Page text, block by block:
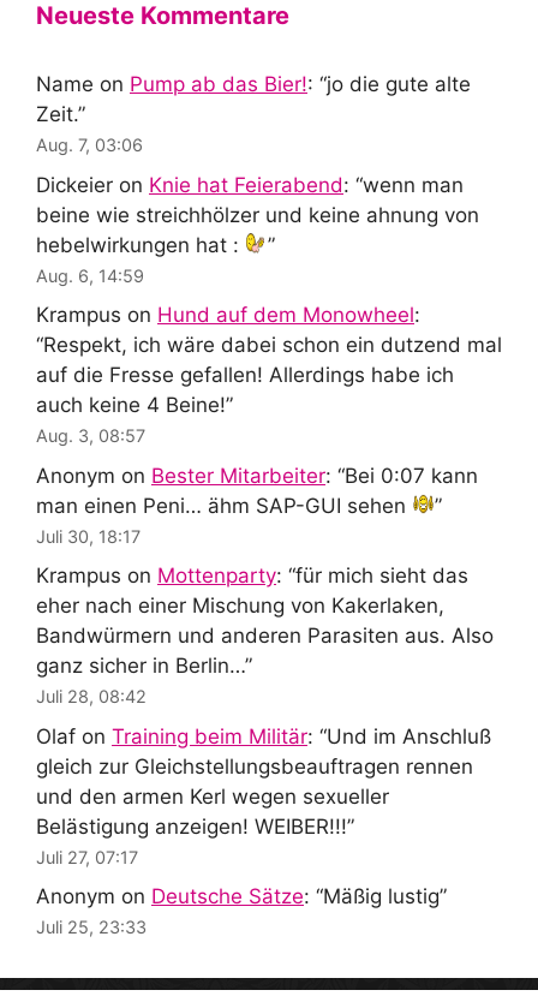
Neueste Kommentare
Name on Pump ab das Bier!: “jo die gute alte
Zeit.”
Aug. 7, 03:06
Dickeier on Knie hat Feierabend: “wenn man
beine wie streichhölzer und keine ahnung von
hebelwirkungen hat :
”
Aug. 6, 14:59
Krampus on Hund auf dem Monowheel:
“Respekt, ich wäre dabei schon ein dutzend mal
auf die Fresse gefallen! Allerdings habe ich
auch keine 4 Beine!”
Aug. 3, 08:57
Anonym on Bester Mitarbeiter: “Bei 0:07 kann
man einen Peni… ähm SAP-GUI sehen
”
Juli 30, 18:17
Krampus on Mottenparty: “für mich sieht das
eher nach einer Mischung von Kakerlaken,
Bandwürmern und anderen Parasiten aus. Also
ganz sicher in Berlin…”
Juli 28, 08:42
Olaf on Training beim Militär: “Und im Anschluß
gleich zur Gleichstellungsbeauftragen rennen
und den armen Kerl wegen sexueller
Belästigung anzeigen! WEIBER!!!”
Juli 27, 07:17
Anonym on Deutsche Sätze: “Mäßig lustig”
Juli 25, 23:33